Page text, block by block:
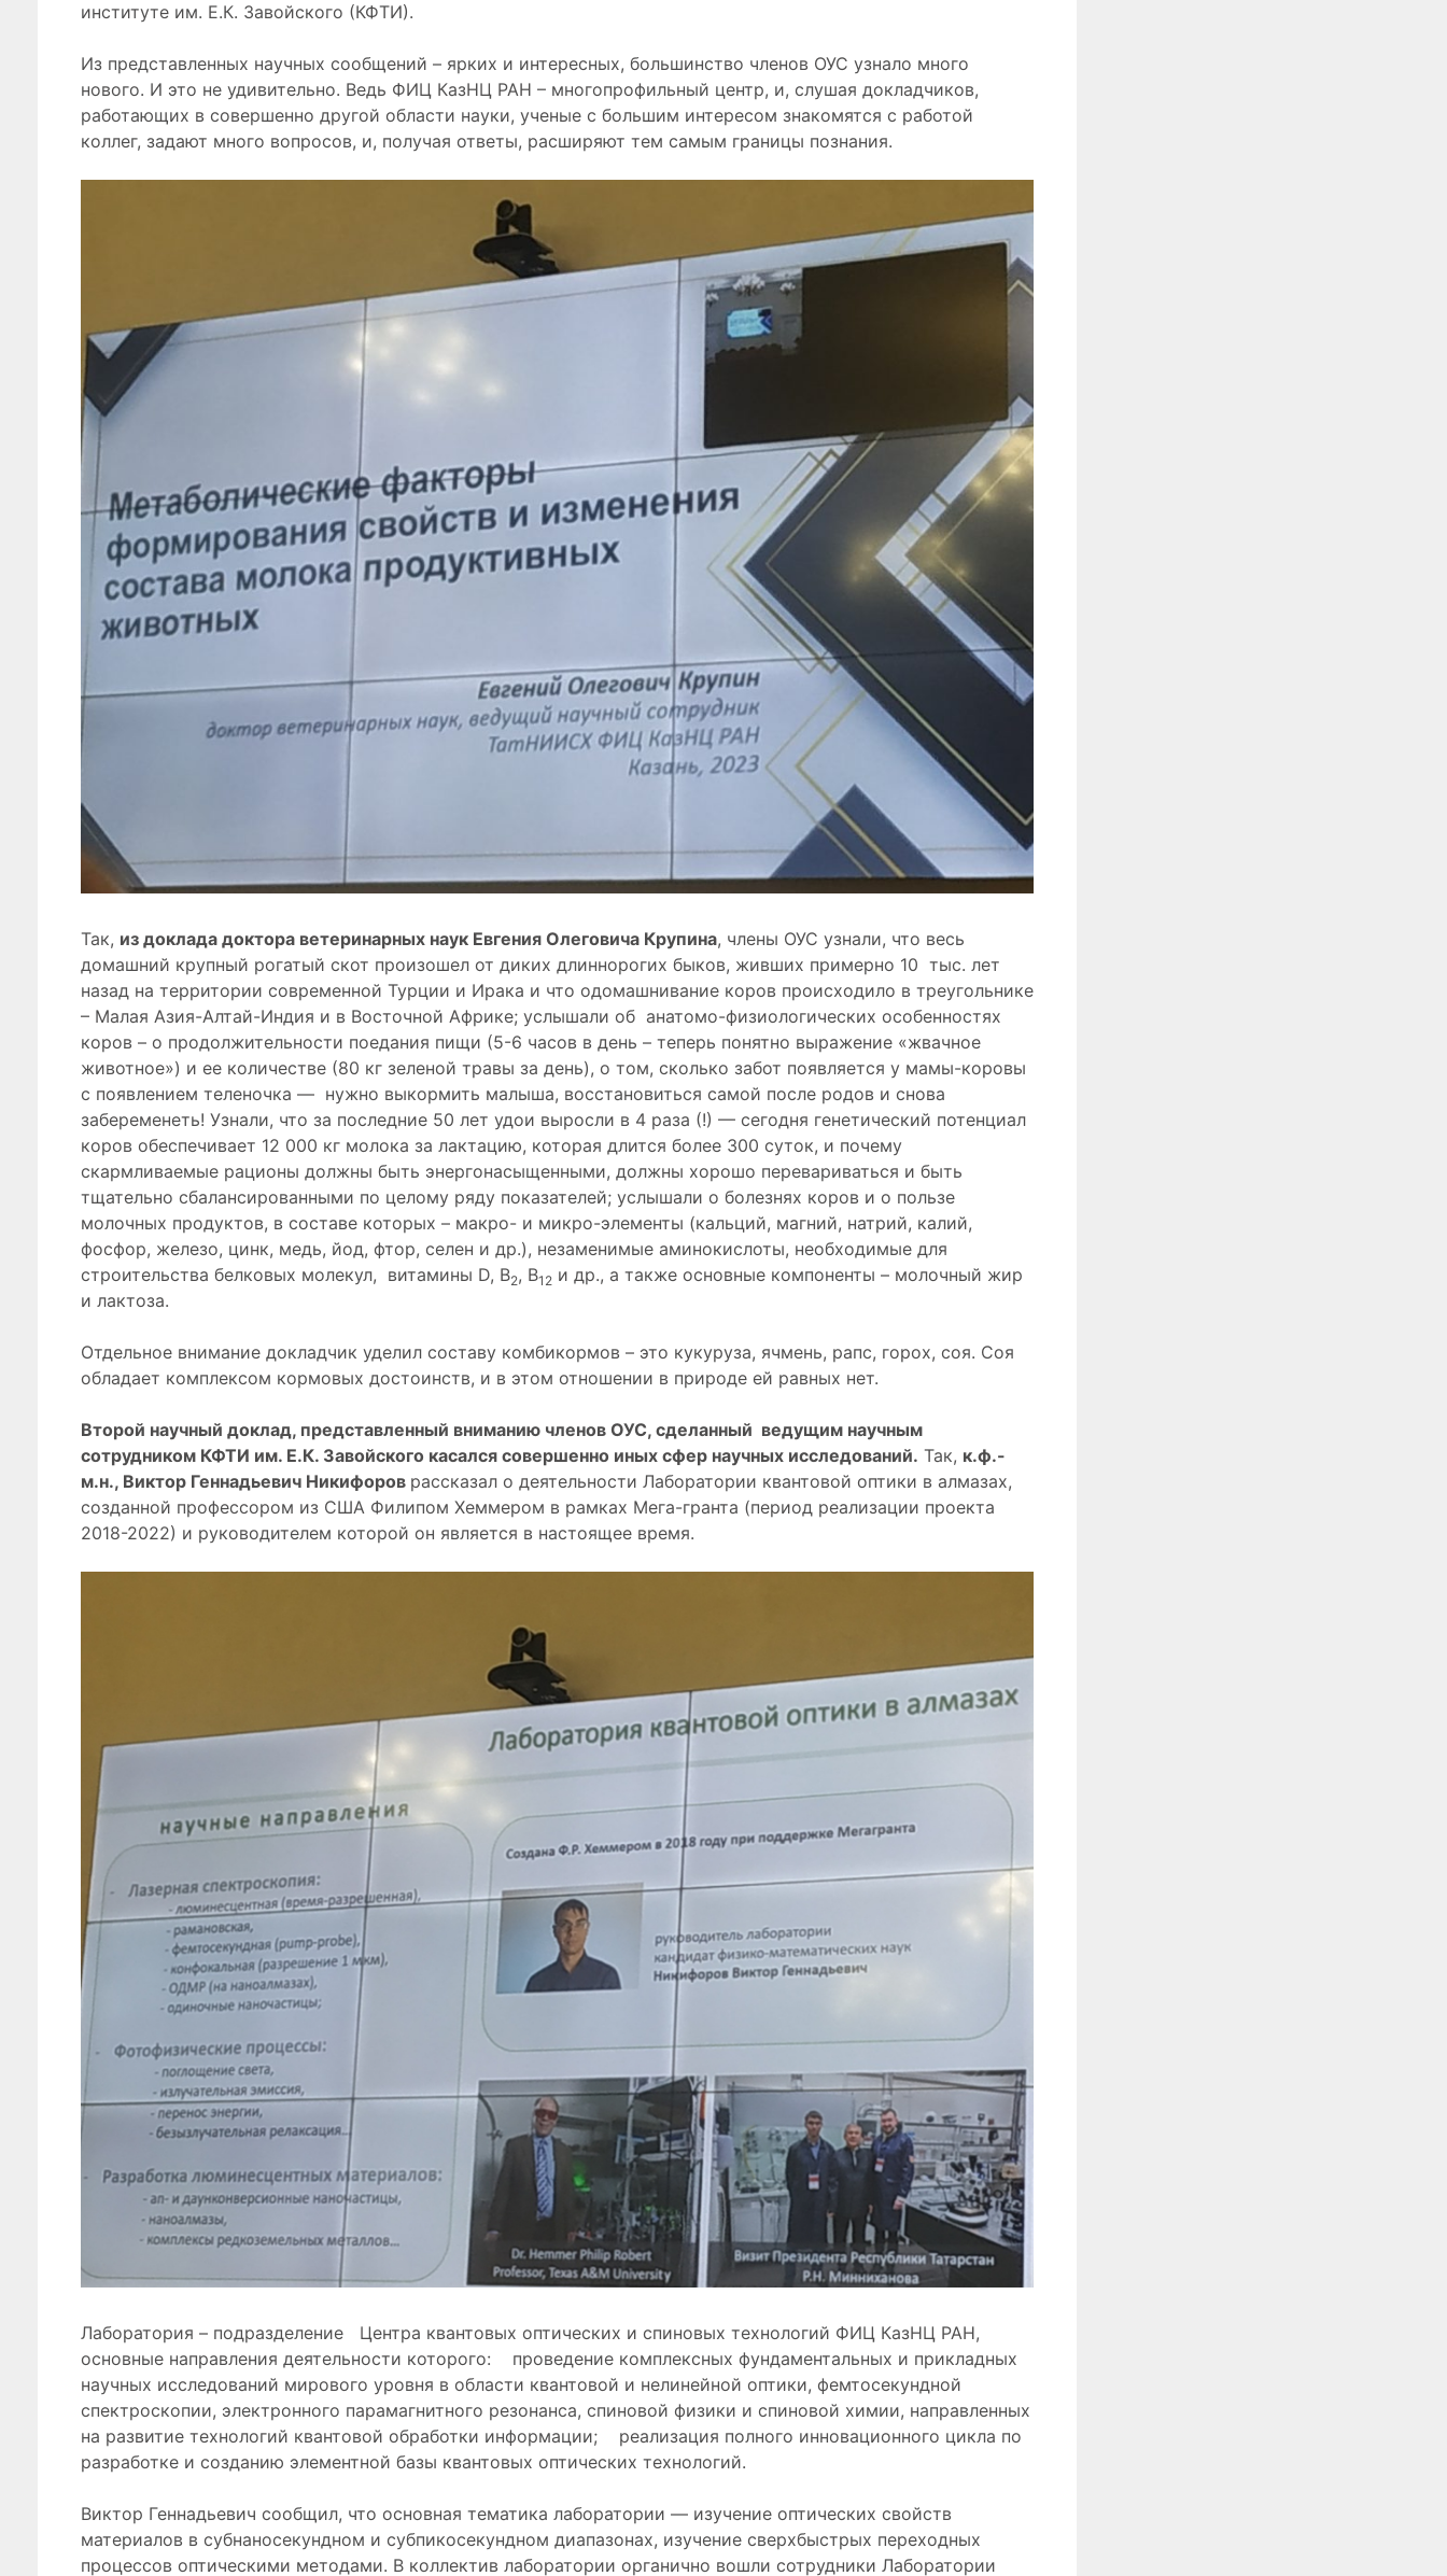
институте им. Е.К. Завойского (КФТИ).
Из представленных научных сообщений – ярких и интересных, большинство членов ОУС узнало много
нового. И это не удивительно. Ведь ФИЦ КазНЦ РАН – многопрофильный центр, и, слушая докладчиков,
работающих в совершенно другой области науки, ученые с большим интересом знакомятся с работой
коллег, задают много вопросов, и, получая ответы, расширяют тем самым границы познания.
Так, из доклада доктора ветеринарных наук Евгения Олеговича Крупина, члены ОУС узнали, что весь
домашний крупный рогатый скот произошел от диких длиннорогих быков, живших примерно 10 тыс. лет
назад на территории современной Турции и Ирака и что одомашнивание коров происходило в треугольнике
– Малая Азия-Алтай-Индия и в Восточной Африке; услышали об анатомо-физиологических особенностях
коров – о продолжительности поедания пищи (5-6 часов в день – теперь понятно выражение «жвачное
животное») и ее количестве (80 кг зеленой травы за день), о том, сколько забот появляется у мамы-коровы
с появлением теленочка — нужно выкормить малыша, восстановиться самой после родов и снова
забеременеть! Узнали, что за последние 50 лет удои выросли в 4 раза (!) — сегодня генетический потенциал
коров обеспечивает 12 000 кг молока за лактацию, которая длится более 300 суток, и почему
скармливаемые рационы должны быть энергонасыщенными, должны хорошо перевариваться и быть
тщательно сбалансированными по целому ряду показателей; услышали о болезнях коров и о пользе
молочных продуктов, в составе которых – макро- и микро-элементы (кальций, магний, натрий, калий,
фосфор, железо, цинк, медь, йод, фтор, селен и др.), незаменимые аминокислоты, необходимые для
строительства белковых молекул, витамины D, В2, В12и др., а также основные компоненты – молочный жир
и лактоза.
Отдельное внимание докладчик уделил составу комбикормов – это кукуруза, ячмень, рапс, горох, соя. Соя
обладает комплексом кормовых достоинств, и в этом отношении в природе ей равных нет.
Второй научный доклад, представленный вниманию членов ОУС, сделанный ведущим научным
сотрудником КФТИ им. Е.К. Завойского касался совершенно иных сфер научных исследований. Так, к.ф.-
м.н., Виктор Геннадьевич Никифоров рассказал о деятельности Лаборатории квантовой оптики в алмазах,
созданной профессором из США Филипом Хеммером в рамках Мега-гранта (период реализации проекта
2018-2022) и руководителем которой он является в настоящее время.
Лаборатория – подразделение Центра квантовых оптических и спиновых технологий ФИЦ КазНЦ РАН,
основные направления деятельности которого: проведение комплексных фундаментальных и прикладных
научных исследований мирового уровня в области квантовой и нелинейной оптики, фемтосекундной
спектроскопии, электронного парамагнитного резонанса, спиновой физики и спиновой химии, направленных
на развитие технологий квантовой обработки информации; реализация полного инновационного цикла по
разработке и созданию элементной базы квантовых оптических технологий.
Виктор Геннадьевич сообщил, что основная тематика лаборатории — изучение оптических свойств
материалов в субнаносекундном и субпикосекундном диапазонах, изучение сверхбыстрых переходных
процессов оптическими методами. В коллектив лаборатории органично вошли сотрудники Лаборатории